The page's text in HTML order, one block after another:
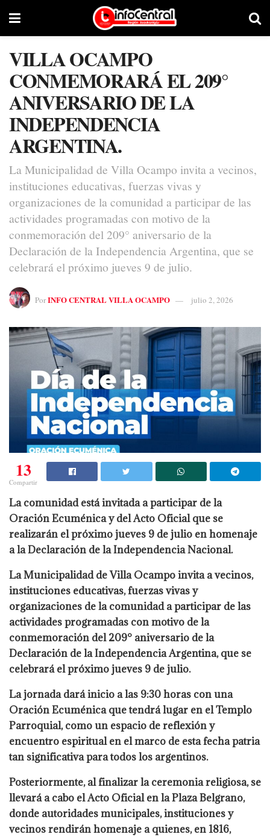
VILLA OCAMPO
CONMEMORARÁ EL 209°
ANIVERSARIO DE LA
INDEPENDENCIA
ARGENTINA.
La Municipalidad de Villa Ocampo invita a vecinos,
instituciones educativas, fuerzas vivas y
organizaciones de la comunidad a participar de las
actividades programadas con motivo de la
conmemoración del 209° aniversario de la
Declaración de la Independencia Argentina, que se
celebrará el próximo jueves 9 de julio.
PorINFO CENTRAL VILLA OCAMPO julio 2, 2026
13
Compartir
La comunidad está invitada a participar de la
Oración Ecuménica y del Acto Oficial que se
realizarán el próximo jueves 9 de julio en homenaje
a la Declaración de la Independencia Nacional.
La Municipalidad de Villa Ocampo invita a vecinos,
instituciones educativas, fuerzas vivas y
organizaciones de la comunidad a participar de las
actividades programadas con motivo de la
conmemoración del 209° aniversario de la
Declaración de la Independencia Argentina, que se
celebrará el próximo jueves 9 de julio.
La jornada dará inicio a las 9:30 horas con una
Oración Ecuménica que tendrá lugar en el Templo
Parroquial, como un espacio de reflexión y
encuentro espiritual en el marco de esta fecha patria
tan significativa para todos los argentinos.
Posteriormente, al finalizar la ceremonia religiosa, se
llevará a cabo el Acto Oficial en la Plaza Belgrano,
donde autoridades municipales, instituciones y
vecinos rendirán homenaje a quienes, en 1816,